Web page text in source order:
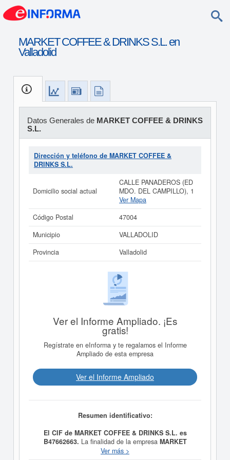
MARKET COFFEE & DRINKS S.L. en
Valladolid
Datos Generales de MARKET COFFEE & DRINKS
S.L.
Dirección y teléfono de MARKET COFFEE &
DRINKS S.L.
Domicilio social actual
CALLE PANADEROS (ED
MDO. DEL CAMPILLO), 1
Ver Mapa
Código Postal
47004
Municipio
VALLADOLID
Provincia
Valladolid
Ver el Informe Ampliado. ¡Es
gratis!
Regístrate en eInforma y te regalamos el Informe
Ampliado de esta empresa
Ver el Informe Ampliado
Resumen identificativo:
El CIF de MARKET COFFEE & DRINKS S.L. es
B47662663. La finalidad de la empresa MARKET
COFFEE & DRINKS S.L. es La actividad hostelera a
Ver más >